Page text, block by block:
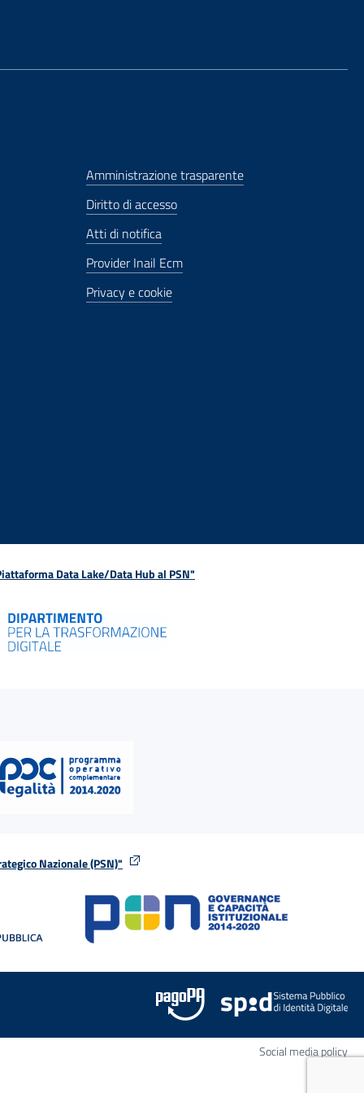
Amministrazione trasparente
Diritto di accesso
Atti di notifica
Provider Inail Ecm
Privacy e cookie
Data Lake/Data Hub al PSN"
Nazionale (PSN)"
stessa finestra
Social media policy